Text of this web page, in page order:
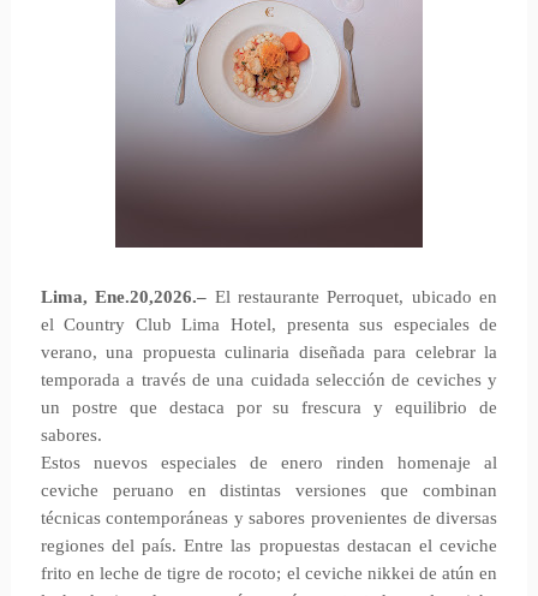
Lima, Ene.20,2026.– El restaurante Perroquet, ubicado en
el Country Club Lima Hotel, presenta sus especiales de
verano, una propuesta culinaria diseñada para celebrar la
temporada a través de una cuidada selección de ceviches y
un postre que destaca por su frescura y equilibrio de
sabores.
Estos nuevos especiales de enero rinden homenaje al
ceviche peruano en distintas versiones que combinan
técnicas contemporáneas y sabores provenientes de diversas
regiones del país. Entre las propuestas destacan el ceviche
frito en leche de tigre de rocoto; el ceviche nikkei de atún en